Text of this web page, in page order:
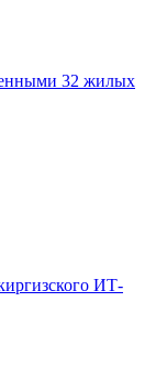
32 жилых
ИТ-